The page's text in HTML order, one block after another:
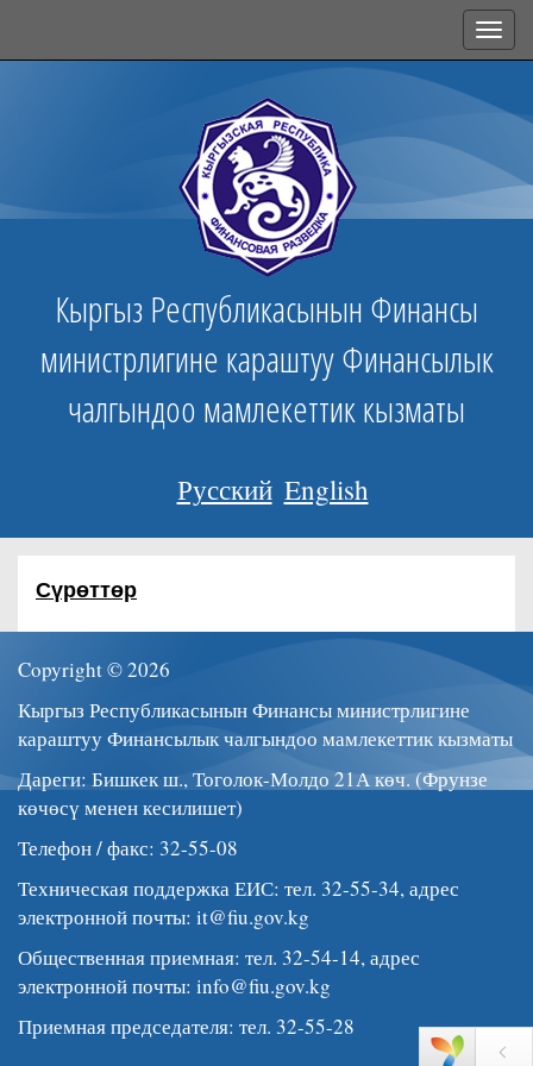
Кыргыз Республикасынын Финансы
министрлигине караштуу Финансылык
чалгындоо мамлекеттик кызматы
Русский English
Сүрөттөр
Copyright © 2026
Кыргыз Республикасынын Финансы министрлигине
караштуу Финансылык чалгындоо мамлекеттик кызматы
Дареги: Бишкек ш., Тоголок-Молдо 21А көч. (Фрунзе
көчөсү менен кесилишет)
Телефон / факс: 32-55-08
Техническая поддержка ЕИС: тел. 32-55-34, адрес
электронной почты: it@fiu.gov.kg
Общественная приемная: тел. 32-54-14, адрес
электронной почты: info@fiu.gov.kg
Приемная председателя: тел. 32-55-28